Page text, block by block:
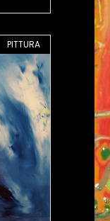
PITTURA